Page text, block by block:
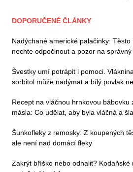
DOPORUČENÉ ČLÁNKY
Nadýchané americké palačinky:
nechte odpočinout a pozor na
Švestky umí potrápit i pomoci.
sorbitol může nadýmat a bílý povlak
Recept na vláčnou hrnkovou bábovku
másla: Co udělat, aby byla vláčná a
Šunkofleky z remosky: Z koupených
ale není nad domácí fleky
Zakrýt bříško nebo odhalit? Kodaňské